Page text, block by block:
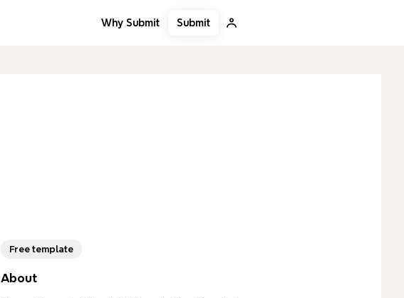
Why Submit Submit
Free template
About